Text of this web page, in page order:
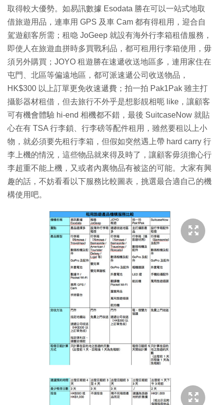
取得較大優勢。如易訊數據 Esodata 勝在可以一站式地取
借旅遊用品，連車用 GPS 及車 Cam 都有得租用，迎合自
駕遊顧客所需；租喼 JoGeep 就設有海外行李箱租借服務，
即使人在旅遊血拼時多買戰利品，都可租用行李箱使用，毋
須另外購買；JOYO 租遊勝在速遞收送地區多，連用家住在
屯門、北區等偏遠地區，都可派速遞公司收送物品，
HK$300 以上訂單更免收速遞費；拍一拍 Pak1Pak 雖主打
攝影器材租借，但去旅行不外乎是想影靚相呃 like，讓顧客
可有機會體驗 hi-end 相機都不錯，最後 SuitcaseNow 就貼
心在有 TSA 行李鎖、行李磅等配件租用，雖然要租以上小
物，就必須要先租行李箱，但假如突然遇上帶 hard carry 行
李上機的情況，這些物品就來得及時了，讓顧客毋須擔心行
李超重不能上機，又或者內裏物品有被盜的可能。大家有興
趣的話，不妨看看以下服務比較圖表，挑選最合適自己的機
構使用吧。